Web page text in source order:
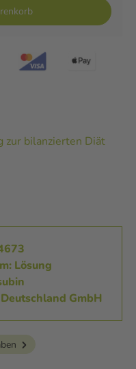
zur bilanzierten Diät
Lösung
GmbH